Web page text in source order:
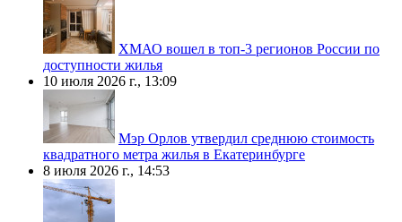
ХМАО вошел в топ-3 регионов России по
доступности жилья
10 июля 2026 г., 13:09
Мэр Орлов утвердил среднюю стоимость
квадратного метра жилья в Екатеринбурге
8 июля 2026 г., 14:53